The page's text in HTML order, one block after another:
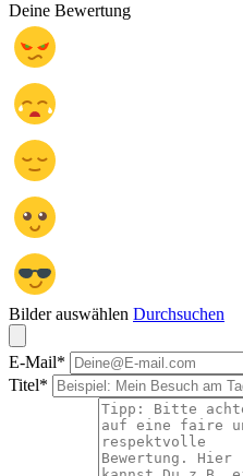
Deine Bewertung
Bilder auswählen Durchsuchen
E-Mail*
Titel*